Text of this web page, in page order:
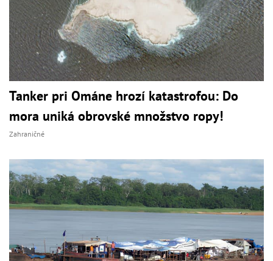
Tanker pri Ománe hrozí katastrofou: Do
mora uniká obrovské množstvo ropy!
Zahraničné